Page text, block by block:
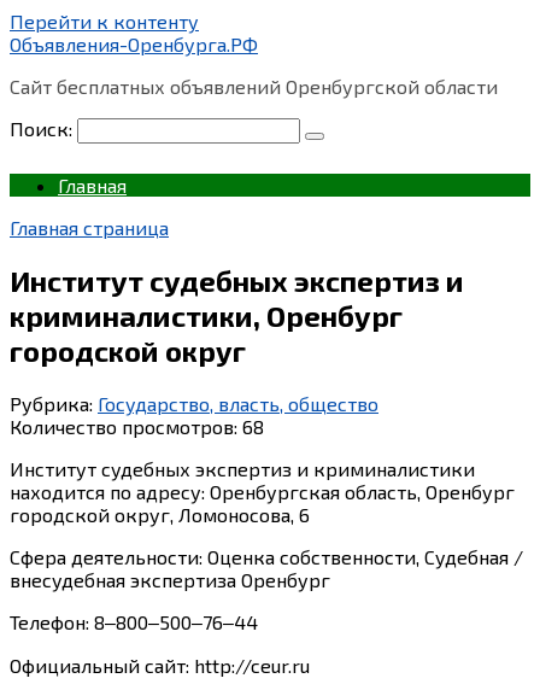
Перейти к контенту
Объявления-Оренбурга.РФ
Сайт бесплатных объявлений Оренбургской области
Поиск:
Главная
Главная страница
Институт судебных экспертиз и
криминалистики, Оренбург
городской округ
Рубрика: Государство, власть, общество
Количество просмотров: 68
Институт судебных экспертиз и криминалистики
находится по адресу: Оренбургская область, Оренбург
городской округ, Ломоносова, 6
Сфера деятельности: Оценка собственности, Судебная /
внесудебная экспертиза Оренбург
Телефон: 8‒800‒500‒76‒44
Официальный сайт: http://ceur.ru